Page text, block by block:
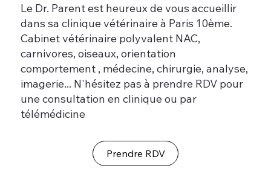
Le Dr. Parent est heureux de vous accueillir
dans sa clinique vétérinaire à Paris 10ème.
Cabinet vétérinaire polyvalent NAC,
carnivores, oiseaux, orientation
comportement , médecine, chirurgie, analyse,
imagerie... N'hésitez pas à prendre RDV pour
une consultation en clinique ou par
télémédicine
Prendre RDV